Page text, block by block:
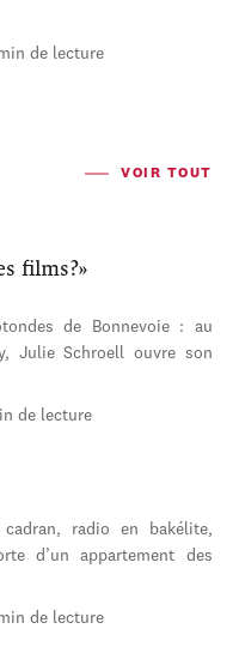
de lecture
VOIR TOUT
films?»
de Bonnevoie : au
Julie Schroell ouvre son
de lecture
radio en bakélite,
d’un appartement des
de lecture